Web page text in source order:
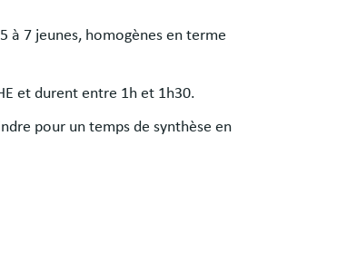
à 7 jeunes, homogènes en terme
et durent entre 1h et 1h30.
pour un temps de synthèse en